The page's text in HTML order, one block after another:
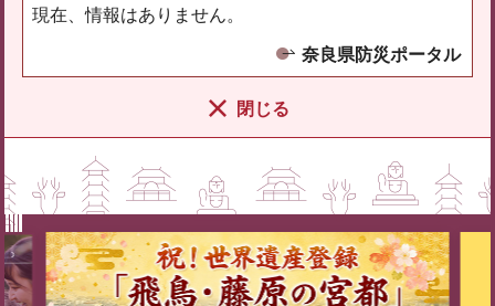
現在、情報はありません。
奈良県防災ポータル
閉じる